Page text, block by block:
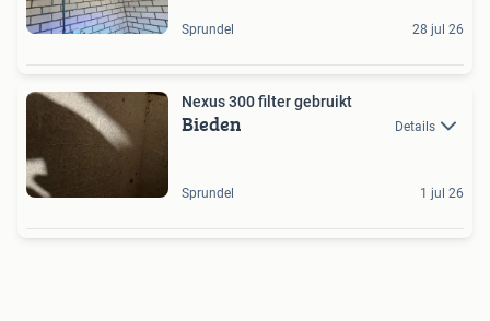
Sprundel 28 jul 26
Nexus 300 filter gebruikt
Bieden Details
Sprundel 1 jul 26